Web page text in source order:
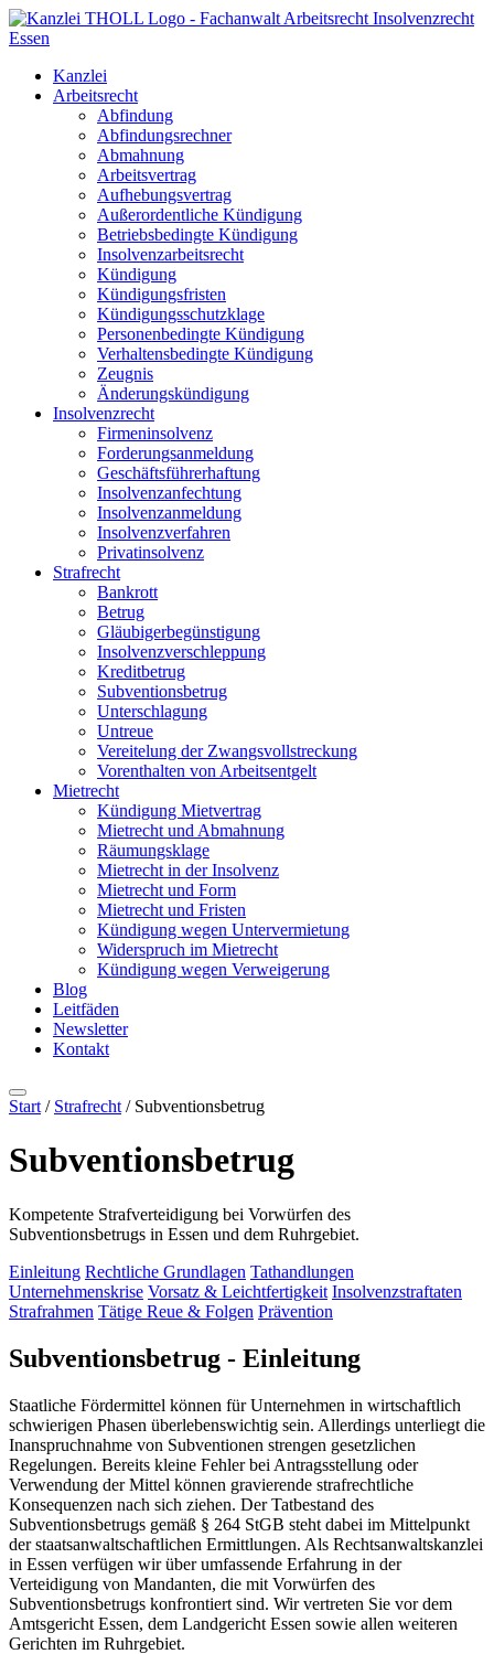
Kanzlei
Arbeitsrecht
Abfindung
Abfindungsrechner
Abmahnung
Arbeitsvertrag
Aufhebungsvertrag
Außerordentliche Kündigung
Betriebsbedingte Kündigung
Insolvenzarbeitsrecht
Kündigung
Kündigungsfristen
Kündigungsschutzklage
Personenbedingte Kündigung
Verhaltensbedingte Kündigung
Zeugnis
Änderungskündigung
Insolvenzrecht
Firmeninsolvenz
Forderungsanmeldung
Geschäftsführerhaftung
Insolvenzanfechtung
Insolvenzanmeldung
Insolvenzverfahren
Privatinsolvenz
Strafrecht
Bankrott
Betrug
Gläubigerbegünstigung
Insolvenzverschleppung
Kreditbetrug
Subventionsbetrug
Unterschlagung
Untreue
Vereitelung der Zwangsvollstreckung
Vorenthalten von Arbeitsentgelt
Mietrecht
Kündigung Mietvertrag
Mietrecht und Abmahnung
Räumungsklage
Mietrecht in der Insolvenz
Mietrecht und Form
Mietrecht und Fristen
Kündigung wegen Untervermietung
Widerspruch im Mietrecht
Kündigung wegen Verweigerung
Blog
Leitfäden
Newsletter
Kontakt
Start / Strafrecht / Subventionsbetrug
Subventionsbetrug
Kompetente Strafverteidigung bei Vorwürfen des
Subventionsbetrugs in Essen und dem Ruhrgebiet.
Einleitung Rechtliche Grundlagen Tathandlungen
Unternehmenskrise Vorsatz & Leichtfertigkeit Insolvenzstraftaten
Strafrahmen Tätige Reue & Folgen Prävention
Subventionsbetrug - Einleitung
Staatliche Fördermittel können für Unternehmen in wirtschaftlich
schwierigen Phasen überlebenswichtig sein. Allerdings unterliegt die
Inanspruchnahme von Subventionen strengen gesetzlichen
Regelungen. Bereits kleine Fehler bei Antragsstellung oder
Verwendung der Mittel können gravierende strafrechtliche
Konsequenzen nach sich ziehen. Der Tatbestand des
Subventionsbetrugs gemäß § 264 StGB steht dabei im Mittelpunkt
der staatsanwaltschaftlichen Ermittlungen. Als Rechtsanwaltskanzlei
in Essen verfügen wir über umfassende Erfahrung in der
Verteidigung von Mandanten, die mit Vorwürfen des
Subventionsbetrugs konfrontiert sind. Wir vertreten Sie vor dem
Amtsgericht Essen, dem Landgericht Essen sowie allen weiteren
Gerichten im Ruhrgebiet.